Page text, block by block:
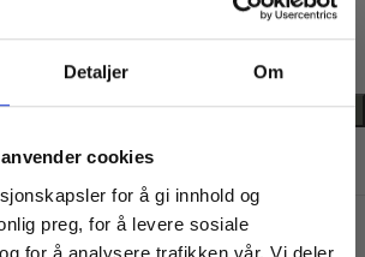
Detaljer Om
cookies
for å gi innhold og
preg, for å levere sosiale
for å analysere trafikken vår. Vi deler
LEGG I HANDLEKURV